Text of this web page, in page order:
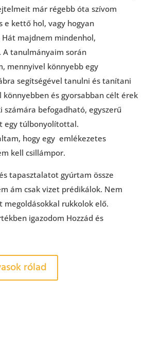
már régebb óta szívom
e kettő hol, vagy hogyan
Hát majdnem mindenhol,
A tanulmányaim során
mennyivel könnyebb egy
segítségével tanulni és tanítani
könnyebben és gyorsabban célt érek
számára befogadható, egyszerű
egy túlbonyolítottal.
hogy egy emlékezetes
kell csillámpor.
tapasztalatot gyúrtam össze
ám csak vizet prédikálok. Nem
rukkolok elő.
igazodom Hozzád és
rólad